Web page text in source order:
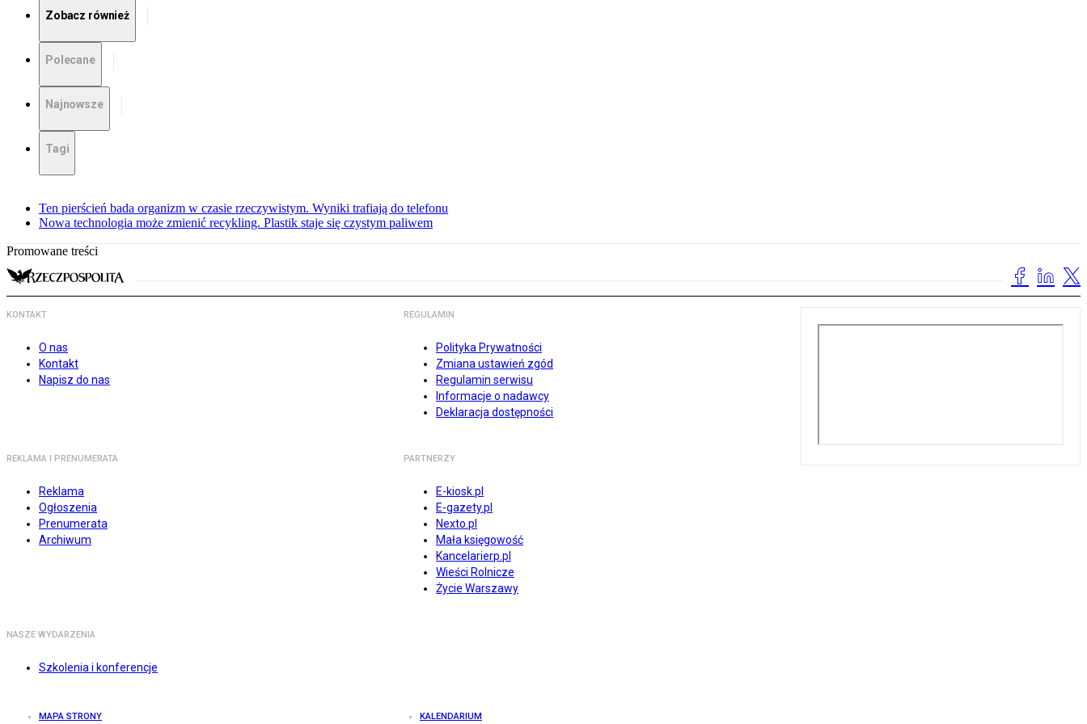
Zobacz również
Polecane
Najnowsze
Tagi
Ten pierścień bada organizm w czasie rzeczywistym. Wyniki trafiają do telefonu
Nowa technologia może zmienić recykling. Plastik staje się czystym paliwem
Promowane treści
KONTAKT
O nas
Kontakt
Napisz do nas
REGULAMIN
Polityka Prywatności
Zmiana ustawień zgód
Regulamin serwisu
Informacje o nadawcy
Deklaracja dostępności
REKLAMA I PRENUMERATA
Reklama
Ogłoszenia
Prenumerata
Archiwum
PARTNERZY
E-kiosk.pl
E-gazety.pl
Nexto.pl
Mała księgowość
Kancelarierp.pl
Wieści Rolnicze
Życie Warszawy
NASZE WYDARZENIA
Szkolenia i konferencje
MAPA STRONY KALENDARIUM